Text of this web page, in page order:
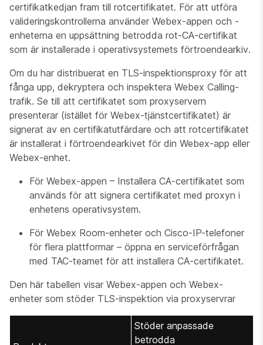
certifikatkedjan fram till rotcertifikatet. För att utföra
valideringskontrollerna använder Webex-appen och -
enheterna en uppsättning betrodda rot-CA-certifikat
som är installerade i operativsystemets förtroendearkiv.
Om du har distribuerat en TLS-inspektionsproxy för att
fånga upp, dekryptera och inspektera Webex Calling-
trafik. Se till att certifikatet som proxyservern
presenterar (istället för Webex-tjänstcertifikatet) är
signerat av en certifikatutfärdare och att rotcertifikatet
är installerat i förtroendearkivet för din Webex-app eller
Webex-enhet.
För Webex-appen – Installera CA-certifikatet som
används för att signera certifikatet med proxyn i
enhetens operativsystem.
För Webex Room-enheter och Cisco-IP-telefoner
för flera plattformar – öppna en serviceförfrågan
med TAC-teamet för att installera CA-certifikatet.
Den här tabellen visar Webex-appen och Webex-
enheter som stöder TLS-inspektion via proxyservrar
Stöder anpassade
betrodda